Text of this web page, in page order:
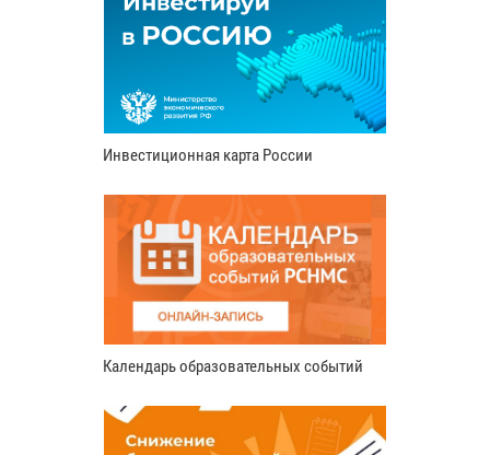
Инвестиционная карта России
Календарь образовательных событий